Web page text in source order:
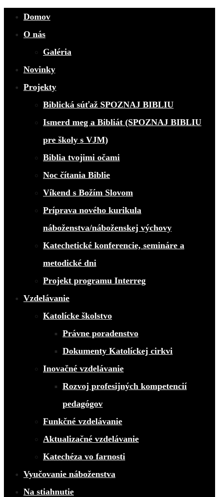
Domov
O nás
Galéria
Novinky
Projekty
Biblická súťaž SPOZNAJ BIBLIU
Ismerd meg a Bibliát (SPOZNAJ BIBLIU
pre školy s VJM)
Biblia tvojimi očami
Noc čítania Biblie
Víkend s Božím Slovom
Príprava nového kurikula
náboženstva/náboženskej výchovy
Katechetické konferencie, semináre a
metodické dni
Projekt programu Interreg
Vzdelávanie
Katolícke školstvo
Právne poradenstvo
Dokumenty Katolíckej cirkvi
Inovačné vzdelávanie
Rozvoj profesijných kompetencií
pedagógov
Funkčné vzdelávanie
Aktualizačné vzdelávanie
Katechéza vo farnosti
Vyučovanie náboženstva
Na stiahnutie